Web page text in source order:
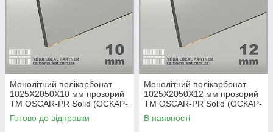
Монолітний полікарбонат
1025Х2050Х10 мм прозорий
TM OSCAR-PR Solid (ОСКАР-
Преміум) Сербія
Готово до відправки
Монолітний полікарбонат
1025Х2050Х12 мм прозорий
TM OSCAR-PR Solid (ОСКАР-
Преміум) Сербія
В наявності